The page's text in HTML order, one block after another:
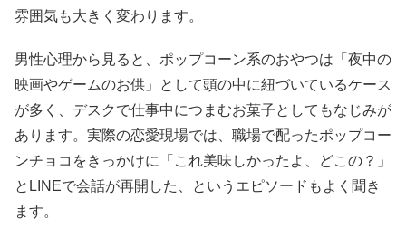
雰囲気も大きく変わります。
男性心理から見ると、ポップコーン系のおやつは「夜中の
映画やゲームのお供」として頭の中に紐づいているケース
が多く、デスクで仕事中につまむお菓子としてもなじみが
あります。実際の恋愛現場では、職場で配ったポップコー
ンチョコをきっかけに「これ美味しかったよ、どこの？」
とLINEで会話が再開した、というエピソードもよく聞き
ます。